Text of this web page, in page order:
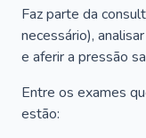
Faz parte da
necessário),
e aferir a pressão
Entre os exames
estão: